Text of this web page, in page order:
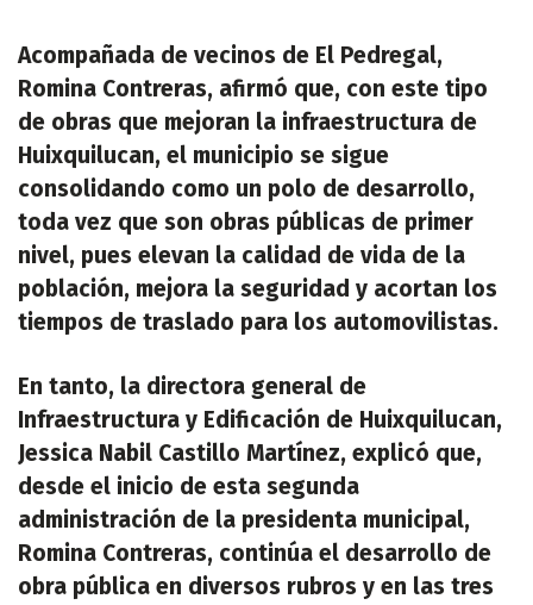
Acompañada de vecinos de El Pedregal,
Romina Contreras, afirmó que, con este tipo
de obras que mejoran la infraestructura de
Huixquilucan, el municipio se sigue
consolidando como un polo de desarrollo,
toda vez que son obras públicas de primer
nivel, pues elevan la calidad de vida de la
población, mejora la seguridad y acortan los
tiempos de traslado para los automovilistas.
En tanto, la directora general de
Infraestructura y Edificación de Huixquilucan,
Jessica Nabil Castillo Martínez, explicó que,
desde el inicio de esta segunda
administración de la presidenta municipal,
Romina Contreras, continúa el desarrollo de
obra pública en diversos rubros y en las tres